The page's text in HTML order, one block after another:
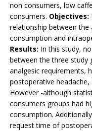
non consumers, low
consumers. Objectives:
relationship between
consumption and
Results: In this study,
between the three study
analgesic requirements,
postoperative
However -although
consumers groups had
consumption.
request time of